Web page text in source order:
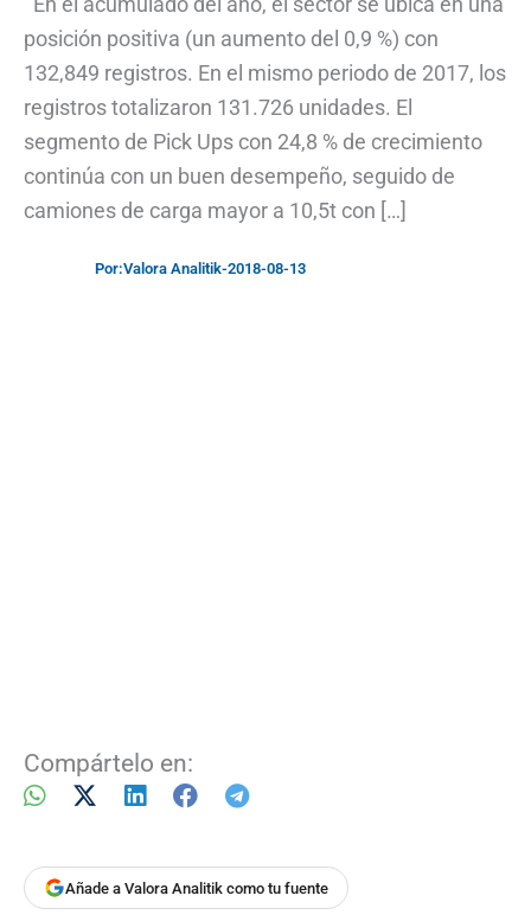
posición positiva (un aumento del 0,9 %) con
132,849 registros. En el mismo periodo de 2017, los
registros totalizaron 131.726 unidades. El
segmento de Pick Ups con 24,8 % de crecimiento
continúa con un buen desempeño, seguido de
camiones de carga mayor a 10,5t con […]
Por:Valora Analitik-2018-08-13
Compártelo en:
Añade a Valora Analitik como tu fuente